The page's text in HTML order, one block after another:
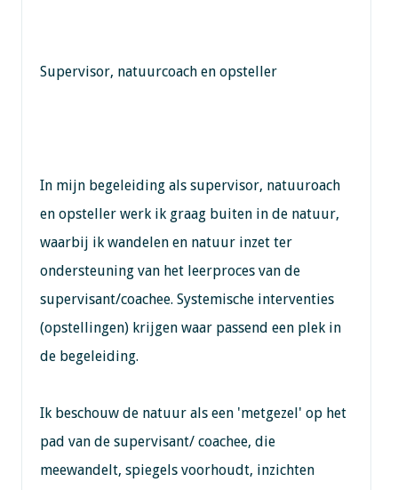
Supervisor, natuurcoach en opsteller
In mijn begeleiding als supervisor, natuuroach
en opsteller werk ik graag buiten in de natuur,
waarbij ik wandelen en natuur inzet ter
ondersteuning van het leerproces van de
supervisant/coachee. Systemische interventies
(opstellingen) krijgen waar passend een plek in
de begeleiding.
Ik beschouw de natuur als een 'metgezel' op het
pad van de supervisant/ coachee, die
meewandelt, spiegels voorhoudt, inzichten